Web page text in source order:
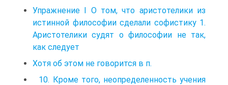
Упражнение I О том, что аристотелики из
истинной философии сделали софистику 1.
Аристотелики судят о философии не так,
как следует
Хотя об этом не говорится в п.
10. Кроме того, неопределенность учения